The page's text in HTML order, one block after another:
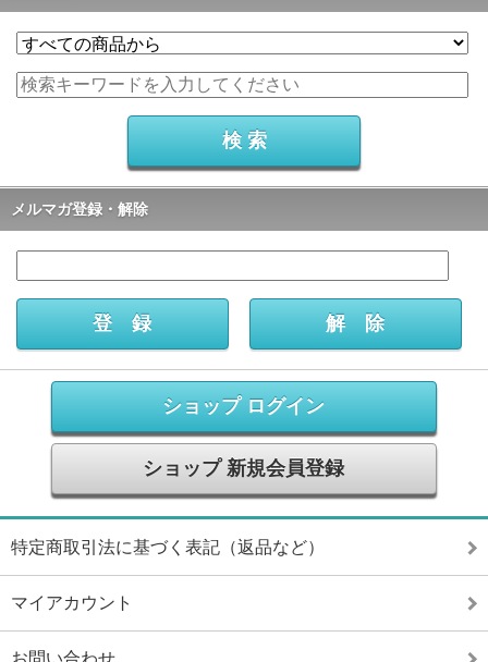
メルマガ登録・解除
ショップ ログイン
ショップ 新規会員登録
特定商取引法に基づく表記（返品など）
マイアカウント
お問い合わせ